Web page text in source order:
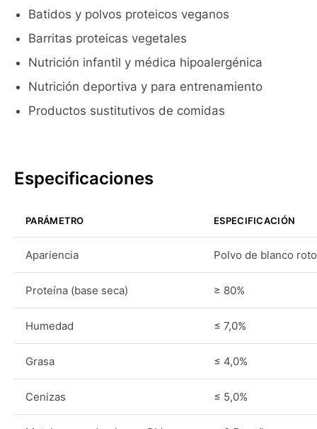
Batidos y polvos proteicos veganos
Barritas proteicas vegetales
Nutrición infantil y médica hipoalergénica
Nutrición deportiva y para entrenamiento
Productos sustitutivos de comidas
Especificaciones
PARÁMETRO ESPECIFICACIÓN
Apariencia Polvo de blanco
Proteína (base seca) ≥ 80%
Humedad ≤ 7,0%
Grasa ≤ 4,0%
Cenizas ≤ 5,0%